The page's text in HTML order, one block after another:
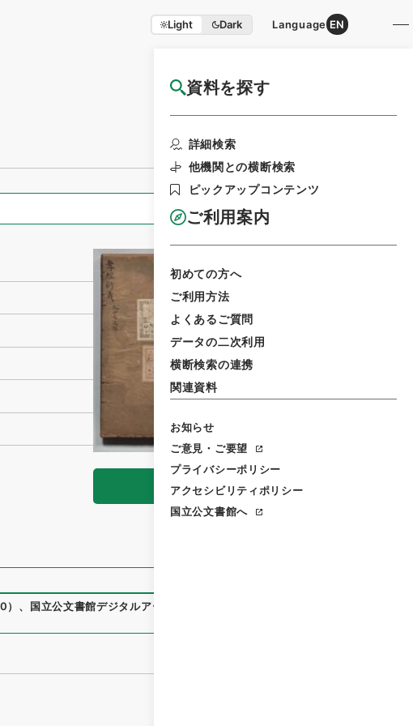
Light Dark Language EN
資料を探す
詳細検索
他機関との横断検索
ピックアップコンテンツ
ご利用案内
初めての方へ
ご利用方法
よくあるご質問
データの二次利用
横断検索の連携
関連資料
お知らせ
ご意見・ご要望
プライバシーポリシー
アクセシビリティポリシー
国立公文書館へ
国立公文書館HP利用案内
全ての情報
閲覧
） 、 国立公文書館デジタルアーカイブ